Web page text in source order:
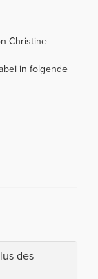
Christine
in folgende
des